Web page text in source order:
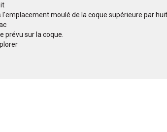
moulé de la coque supérieure par
prévu sur la coque.